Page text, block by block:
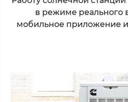
в режиме реального
мобильное приложение